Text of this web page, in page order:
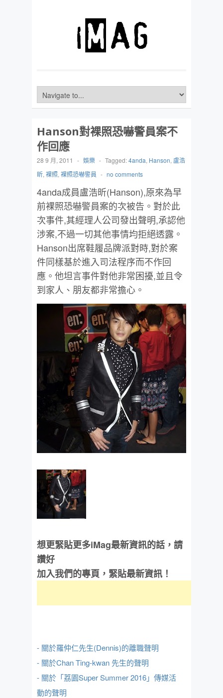
Hanson對裸照恐嚇警員案不
作回應
28 9 月, 2011 - 娛樂 - Tagged:4anda, Hanson, 盧浩
昕, 裸照, 裸照恐嚇警員 - no comments
4anda成員盧浩昕(Hanson),原來為早
前裸照恐嚇警員案的次被告。對於此
次事件,其經理人公司發出聲明,承認他
涉案,不過一切其他事情均拒絕透露。
Hanson出席鞋履品牌派對時,對於案
件同樣基於進入司法程序而不作回
應。他坦言事件對他非常困擾,並且令
到家人、朋友都非常擔心。
想更緊貼更多iMag最新資訊的話，請
讚好
加入我們的專頁，緊貼最新資訊！
- 關於羅仲仁先生(Dennis)的離職聲明
- 關於Chan Ting-kwan 先生的聲明
- 關於「荔園Super Summer 2016」傳媒活
動的聲明